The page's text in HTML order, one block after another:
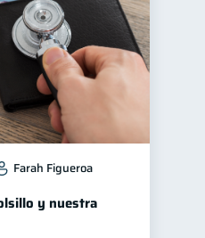
Farah Figueroa
y nuestra